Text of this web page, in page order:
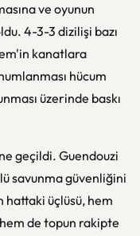
ve oyunun
4-3-3 dizilişi bazı
kanatlara
hücum
üzerinde baskı
geçildi. Guendouzi
savunma güvenliğini
hattaki üçlüsü, hem
de topun rakipte